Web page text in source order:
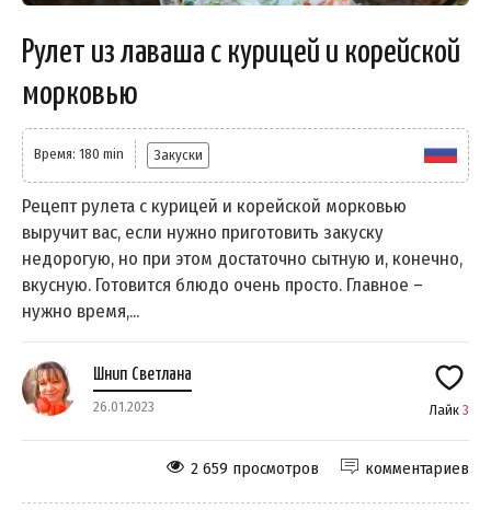
Рулет из лаваша с курицей и корейской
морковью
Время: 180 min Закуски
Рецепт рулета с курицей и корейской морковью
выручит вас, если нужно приготовить закуску
недорогую, но при этом достаточно сытную и, конечно,
вкусную. Готовится блюдо очень просто. Главное –
нужно время,...
Шнип Светлана
26.01.2023 Лайк 3
комментариев
2 659 просмотров